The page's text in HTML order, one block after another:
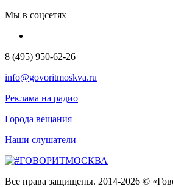
Мы в соцсетях
8 (495) 950-62-26
info@govoritmoskva.ru
Реклама на радио
Города вещания
Наши слушатели
Все права защищены. 2014-2026 ©